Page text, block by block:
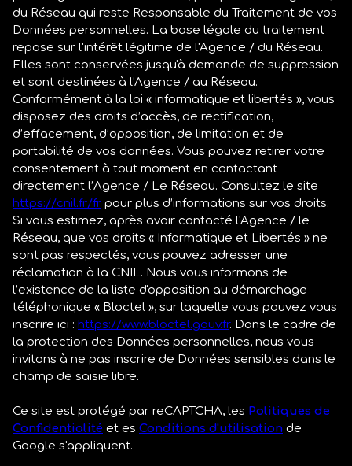
du Réseau qui reste Responsable du Traitement de vos
Données personnelles. La base légale du traitement
repose sur l'intérêt légitime de l'Agence / du Réseau.
Elles sont conservées jusqu'à demande de suppression
et sont destinées à l'Agence / au Réseau.
Conformément à la loi « informatique et libertés », vous
disposez des droits d’accès, de rectification,
d’effacement, d’opposition, de limitation et de
portabilité de vos données. Vous pouvez retirer votre
consentement à tout moment en contactant
directement l’Agence / Le Réseau. Consultez le site
https://cnil.fr/fr pour plus d’informations sur vos droits.
Si vous estimez, après avoir contacté l'Agence / le
Réseau, que vos droits « Informatique et Libertés » ne
sont pas respectés, vous pouvez adresser une
réclamation à la CNIL. Nous vous informons de
l’existence de la liste d'opposition au démarchage
téléphonique « Bloctel », sur laquelle vous pouvez vous
inscrire ici : https://www.bloctel.gouv.fr. Dans le cadre de
la protection des Données personnelles, nous vous
invitons à ne pas inscrire de Données sensibles dans le
champ de saisie libre.
Ce site est protégé par reCAPTCHA, les Politiques de
Confidentialité et es Conditions d'utilisation de
Google s'appliquent.